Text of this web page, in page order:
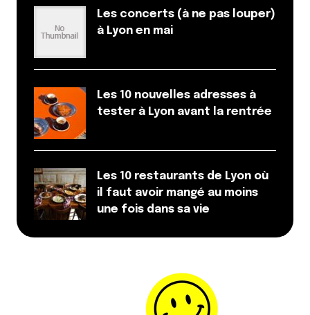
Votre adresse e-mail ne sera pas publiée.
Les
champs obligatoires sont indiqués avec
Name*
Prévenez-moi de tous les nouveaux commentaires
Les concerts (à ne pas louper)
à Lyon en mai
Les 10 nouvelles adresses à
tester à Lyon avant la rentrée
Les 10 restaurants de Lyon où
il faut avoir mangé au moins
une fois dans sa vie